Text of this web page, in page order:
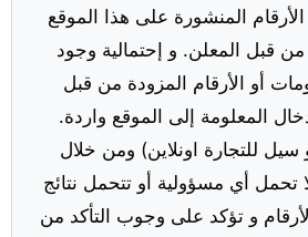
المنشورة على هذا الموقع
قبل المعلن. و إحتمالية وجود
أو الأرقام المزودة من قبل
المعلومة إلى الموقع واردة.
للتجارة اونلاين) ومن خلال
تحمل أي مسؤولية أو تتحمل نتائج
و تؤكد على وجوب التأكد من